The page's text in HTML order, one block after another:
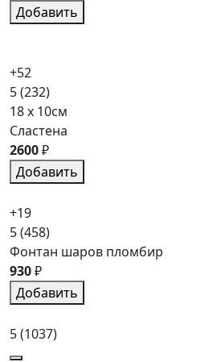
Добавить
+52
5(232)
18 x 10см
Сластена
2600₽
Добавить
+19
5(458)
Фонтан шаров пломбир
930₽
Добавить
5(1037)